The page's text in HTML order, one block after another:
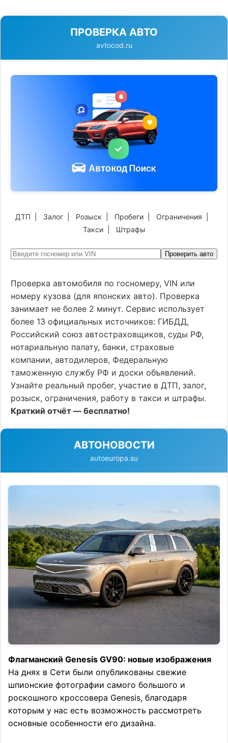
ПРОВЕРКА АВТО
avtocod.ru
ДТП Залог Розыск Пробеги Ограничения
Такси| Штрафы
Проверить авто
Проверка автомобиля по госномеру, VIN или
номеру кузова (для японских авто). Проверка
занимает не более 2 минут. Сервис использует
более 13 официальных источников: ГИБДД,
Российский союз автостраховщиков, суды РФ,
нотариальную палату, банки, страховые
компании, автодилеров, Федеральную
таможенную службу РФ и доски объявлений.
Узнайте реальный пробег, участие в ДТП, залог,
розыск, ограничения, работу в такси и штрафы.
Краткий отчёт — бесплатно!
АВТОНОВОСТИ
autoeuropa.su
Флагманский Genesis GV90: новые изображения
На днях в Сети были опубликованы свежие
шпионские фотографии самого большого и
роскошного кроссовера Genesis, благодаря
которым у нас есть возможность рассмотреть
основные особенности его дизайна.